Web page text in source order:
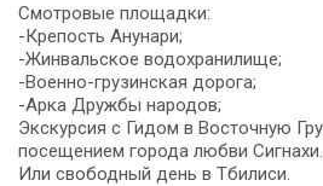
Смотровые площадки:
-Крепость Анунари;
-Жинвальское водохранилище;
-Военно-грузинская дорога;
-Арка Дружбы народов;
Экскурсия с Гидом в Восточную
посещением города любви Сигнахи.
Или свободный день в Тбилиси.